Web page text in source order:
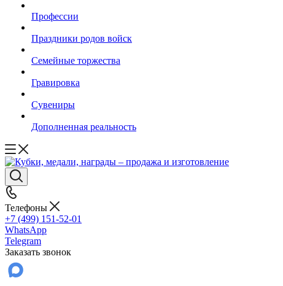
Профессии
Праздники родов войск
Семейные торжества
Гравировка
Сувениры
Дополненная реальность
Телефоны
+7 (499) 151-52-01
WhatsApp
Telegram
Заказать звонок